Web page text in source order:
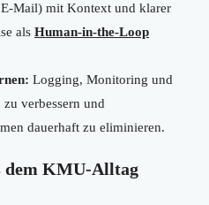
Mail) mit Kontext und klarer
als Human-in-the-Loop
Logging, Monitoring und
verbessern und
dauerhaft zu eliminieren.
dem KMU-Alltag